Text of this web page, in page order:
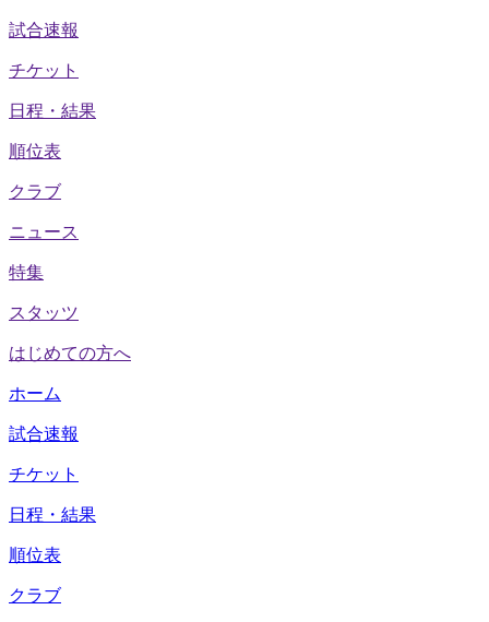
試合速報
チケット
日程・結果
順位表
クラブ
ニュース
特集
スタッツ
はじめての方へ
ホーム
試合速報
チケット
日程・結果
順位表
クラブ